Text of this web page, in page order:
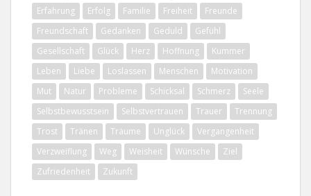
Erfahrung
Erfolg Familie Freiheit
Freunde
Freundschaft
Gedanken Geduld
Gefühl
Gesellschaft
Glück Herz Hoffnung
Kummer
Leben
Liebe Loslassen Menschen
Motivation
Mut
Natur Probleme Schicksal Schmerz
Seele
Selbstbewusstsein
Selbstvertrauen Trauer
Trennung
Trost
Tränen Träume Unglück
Vergangenheit
Verzweiflung
Weg Weisheit Wünsche
Ziel
Zufriedenheit
Zukunft